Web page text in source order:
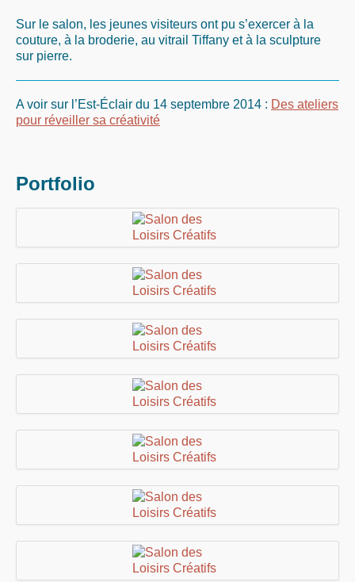
Sur le salon, les jeunes visiteurs ont pu s’exercer à la
couture, à la broderie, au vitrail Tiffany et à la sculpture
sur pierre.
A voir sur l’Est-Éclair du 14 septembre 2014 : Des ateliers
pour réveiller sa créativité
Portfolio